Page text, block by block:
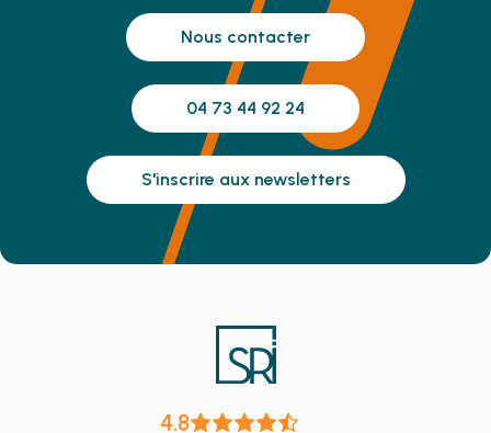
Nous contacter
04 73 44 92 24
S'inscrire aux newsletters
4.8